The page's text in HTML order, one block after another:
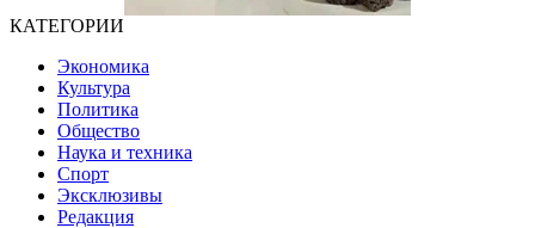
КАТЕГОРИИ
Экономика
Культура
Политика
Общество
Наука и техника
Спорт
Эксклюзивы
Редакция